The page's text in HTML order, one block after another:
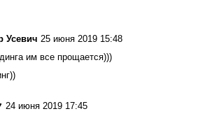
Усевич 25 июня 2019 15:48
им все прощается)))
24 июня 2019 17:45